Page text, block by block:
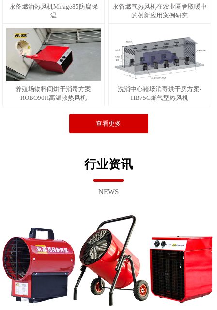
永备燃油热风机Mirage85防腐保
温
永备燃气热风机在农业圈舍取暖中
的创新应用案例研究
养殖场物料间烘干消毒方案
ROBO90H高温款热风机
洗消中心猪场消毒烘干房方案-
HB75G燃气型热风机
查看更多
行业资讯
NEWS